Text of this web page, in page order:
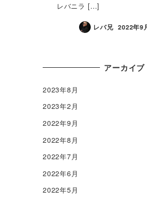
レバニラ […]
レバ兄 2022年9
アーカイブ
2023年8月
2023年2月
2022年9月
2022年8月
2022年7月
2022年6月
2022年5月